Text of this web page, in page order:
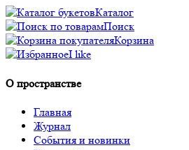
Каталог
Поиск
Корзина
I like
О пространстве
Главная
Журнал
События и новинки